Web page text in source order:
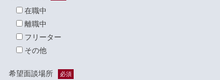
在職中
離職中
フリーター
その他
希望面談場所 必須